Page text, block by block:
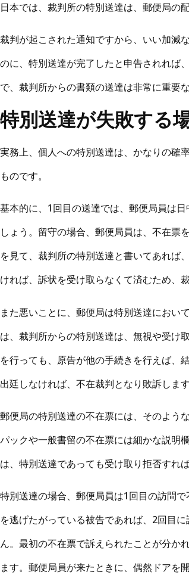
日本では、裁判所の特別送達は、郵便局の
裁判が起こされた通知ですから、いい加減
のに、特別送達が完了したと申告されれば
で、裁判所からの書類の送達は非常に重要
特別送達が失敗する
実務上、個人への特別送達は、かなりの確
ものです。
基本的に、1回目の送達では、郵便局員は
しょう。留守の場合、郵便局員は、不在票
を見て、裁判所の特別送達と書いてあれば
ければ、訴状を受け取らなくて済むため、
また悪いことに、郵便局は特別送達におい
は、裁判所からの特別送達は、無視や受け
を行っても、原告が他の手続きを行えば、
出廷しなければ、不在裁判となり敗訴します
郵便局の特別送達の不在票には、そのよう
パックや一般書留の不在票には細かな説明
は、特別送達であっても受け取り拒否すれ
特別送達の場合、郵便局員は1回目の訪問
を逃げたがっている被告であれば、2回目
ん。最初の不在票で訴えられたことが分か
ます。郵便局員が来たときに、偶然ドアを